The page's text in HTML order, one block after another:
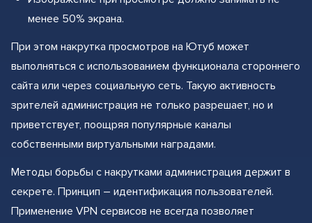
менее 50% экрана.
При этом накрутка просмотров на Ютуб может
выполняться с использованием функционала стороннего
сайта или через социальную сеть. Такую активность
зрителей администрация не только разрешает, но и
приветствует, поощряя популярные каналы
собственными виртуальными наградами.
Методы борьбы с накрутками администрация держит в
секрете. Принцип – идентификация пользователей.
Применение VPN сервисов не всегда позволяет